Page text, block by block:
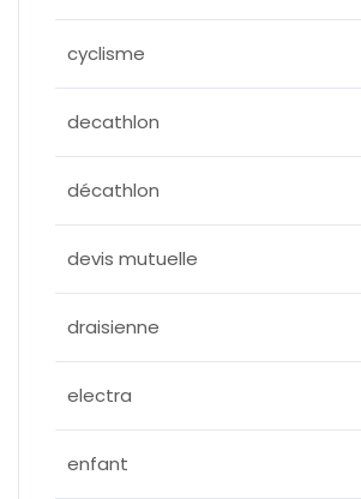
cyclisme
decathlon
décathlon
devis mutuelle
draisienne
electra
enfant